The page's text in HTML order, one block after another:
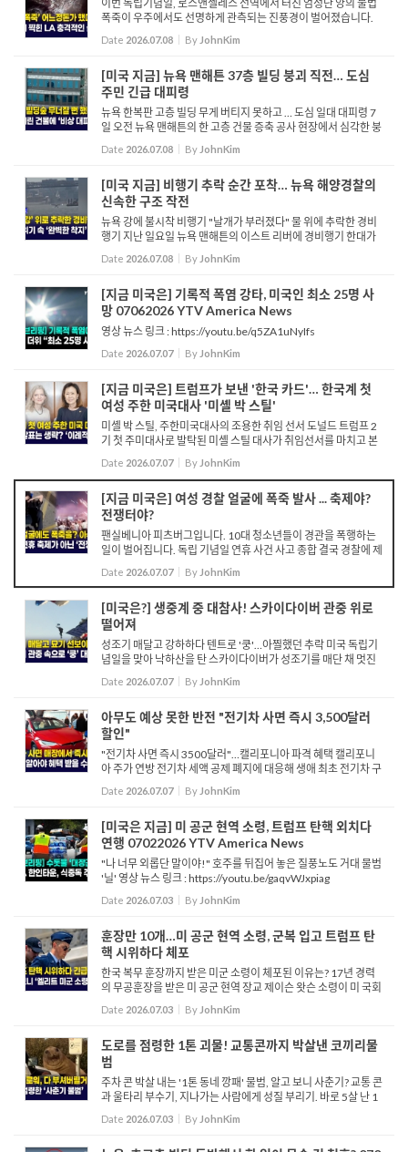
이번 독립기념일, 로스앤젤레스 전역에서 터진 엄청난 양의 불법
폭죽이 우주에서도 선명하게 관측되는 진풍경이 벌어졌습니다.
미 항공우주국 나사는 국제우주정거장이 남가주 상공을 궤도 비
행하며 촬영한 비현실적이고 경이로운 폭죽 영상을 소셜 미디어
Date 2026.07.08 By JohnKim
[미국 지금] 뉴욕 맨해튼 37층 빌딩 붕괴 직전… 도심
주민 긴급 대피령
뉴욕 한복판 고층 빌딩 무게 버티지 못하고 … 도심 일대 대피령 7
일 오전 뉴욕 맨해튼의 한 고층 건물 증축 공사 현장에서 심각한 붕
괴 조짐이 발생해 도심 일대에 비상이 걸렸습니다. 사고가 발생한
37층 규모의 상업·...
Date 2026.07.08 By JohnKim
[미국 지금] 비행기 추락 순간 포착… 뉴욕 해양경찰의
신속한 구조 작전
뉴욕 강에 불시착 비행기 "날개가 부러졌다" 물 위에 추락한 경비
행기 지난 일요일 뉴욕 맨해튼의 이스트 리버에 경비행기 한대가
불시착 합니다. 하지만 비행기의 날개가 수면과 부딪히며 중심을
잡지 못하고 한쪽으로 기울어지는 모습을 보이고 있습니다. 이...
Date 2026.07.08 By JohnKim
[지금 미국은] 기록적 폭염 강타, 미국인 최소 25명 사
망 07062026 YTV America News
영상 뉴스 링크 : https://youtu.be/q5ZA1uNyIfs
Date 2026.07.07 By JohnKim
[지금 미국은] 트럼프가 보낸 '한국 카드'… 한국계 첫
여성 주한 미국대사 '미셸 박 스틸'
미셸 박 스틸, 주한미국대사의 조용한 취임 선서 도널드 트럼프 2
기 첫 주미대사로 발탁된 미셸 스틸 대사가 취임선서를 마치고 본
격적인 대사활동에 들어갑니다. 지난주 국무부를 찾은 스틸 대사
는 앨리슨 후커 정무차관 주재로 취임선서...
Date 2026.07.07 By JohnKim
[지금 미국은] 여성 경찰 얼굴에 폭죽 발사 ... 축제야?
전쟁터야?
팬실베니아 피츠버그입니다. 10대 청소년들이 경관을 폭행하는
일이 벌어집니다. 독립 기념일 연휴 사건 사고 종합 결국 경찰에 제
압 당하며 체포됩니다. 밀워키입니다. 경찰을 피해 달아나는 청소
년들과 그 뒤를 쫓는 경찰들 여성 경관...
Date 2026.07.07 By JohnKim
[미국은?] 생중계 중 대참사! 스카이다이버 관중 위로
떨어져
성조기 매달고 강하하다 텐트로 '쿵'…아찔했던 추락 미국 독립기
념일을 맞아 낙하산을 탄 스카이다이버가 성조기를 매단 채 멋진
묘기를 선보입니다. 이제 안전한 착륙만 남은 그때, 성조기가 나무
에 걸리면서 스...
Date 2026.07.07 By JohnKim
아무도 예상 못한 반전 "전기차 사면 즉시 3,500달러
할인"
"전기차 사면 즉시 3500달러"…캘리포니아 파격 혜택 캘리포니
아 주가 연방 전기차 세액 공제 폐지에 대응해 생애 최초 전기차 구
매자에게 즉각적으로 3,500달러 환급을 제공하는 새로운 제도를
시행합니다. 총 1억 3,500만 달...
Date 2026.07.07 By JohnKim
[미국은 지금] 미 공군 현역 소령, 트럼프 탄핵 외치다
연행 07022026 YTV America News
"나 너무 외롭단 말이야!" 호주를 뒤집어 놓은 질풍노도 거대 물범
'닐' 영상 뉴스 링크 : https://youtu.be/gaqvWJxpiag
Date 2026.07.03 By JohnKim
훈장만 10개…미 공군 현역 소령, 군복 입고 트럼프 탄
핵 시위하다 체포
한국 복무 훈장까지 받은 미군 소령이 체포된 이유는? 17년 경력
의 무공훈장을 받은 미 공군 현역 장교 제이슨 왓슨 소령이 미 국회
의사당 계단에서 군복을 입은 채 도널드 트럼프 대통령의 탄핵을
촉구하는 시위를 벌이다 경찰에 체포됐습니다. 당초 알 그린 ...
Date 2026.07.03 By JohnKim
도로를 점령한 1톤 괴물! 교통콘까지 박살낸 코끼리물
범
주차 콘 박살 내는 '1톤 동네 깡패' 물범, 알고 보니 사춘기? 교통 콘
과 울타리 부수기, 지나가는 사람에게 성질 부리기. 바로 5살 난 1
톤 무게의 거대한 코끼리물범 '닐'의 일과이자 호주 태즈메이니아
의 명물입니다. 전문가들은 닐이 다시 ...
Date 2026.07.03 By JohnKim